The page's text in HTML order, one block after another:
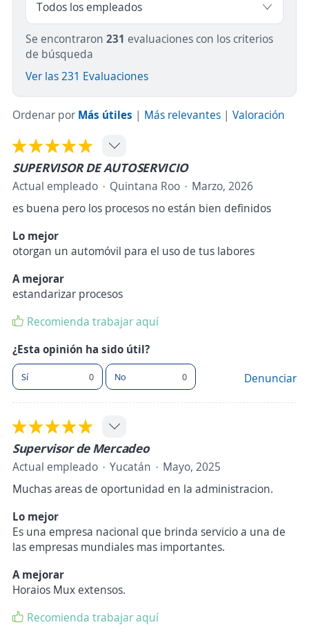
Se encontraron 231 evaluaciones con los criterios
de búsqueda
Ver las 231 Evaluaciones
Ordenar por Más útiles | Más relevantes | Valoración
SUPERVISOR DE AUTOSERVICIO
Actual empleado Quintana Roo
Marzo, 2026
es buena pero los procesos no están bien definidos
Lo mejor
otorgan un automóvil para el uso de tus labores
A mejorar
estandarizar procesos
Recomienda trabajar aquí
¿Esta opinión ha sido útil?
Sí 0 No 0 Denunciar
Supervisor de Mercadeo
Actual empleado Yucatán
Mayo, 2025
Muchas areas de oportunidad en la administracion.
Lo mejor
Es una empresa nacional que brinda servicio a una de
las empresas mundiales mas importantes.
A mejorar
Horaios Mux extensos.
Recomienda trabajar aquí